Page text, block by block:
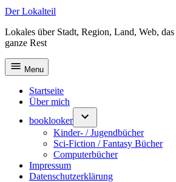
Skip
content
Der Lokalteil
Lokales über Stadt, Region, Land, Web,
ganze Rest
Menu
Startseite
Über mich
booklooker
Kinder- / Jugendbücher
Sci-Fiction / Fantasy Bücher
Computerbücher
Impressum
Datenschutzerklärung